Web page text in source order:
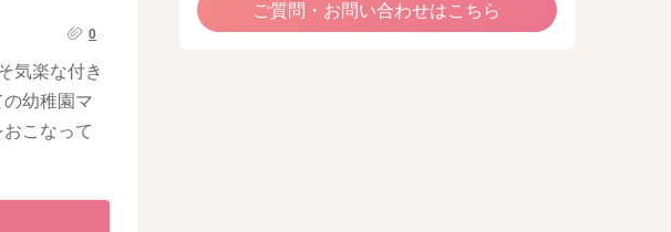
0
気楽な付き
幼稚園マ
こなって
ご質問・お問い合わせはこちら